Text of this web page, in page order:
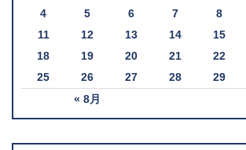
« 8月
4
5 6 7 8
11
12 13 14 15
18
19 20 21 22
25
26 27 28 29